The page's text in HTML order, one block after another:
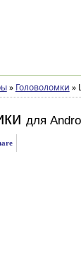
» Головоломки »
для